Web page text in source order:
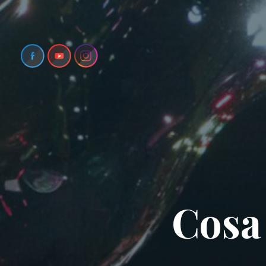
Cosa